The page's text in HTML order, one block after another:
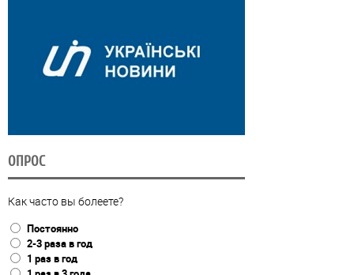
ОПРОС
Как часто вы болеете?
Постоянно
2-3 раза в год
1 раз в год